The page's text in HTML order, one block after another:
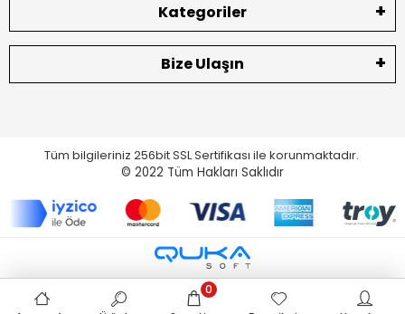
Kategoriler
Bize Ulaşın
Tüm bilgileriniz 256bit SSL Sertifikası ile korunmaktadır.
© 2022 Tüm Hakları Saklıdır
0